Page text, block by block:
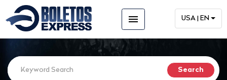
menu USA | EN